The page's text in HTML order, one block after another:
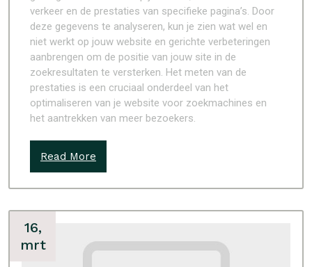
verkeer en de prestaties van specifieke pagina’s. Door
deze gegevens te analyseren, kun je zien wat wel en
niet werkt op jouw website en gerichte verbeteringen
aanbrengen om de positie van jouw site in de
zoekresultaten te versterken. Het meten van de
prestaties is een cruciaal onderdeel van het
optimaliseren van je website voor zoekmachines en
het aantrekken van meer bezoekers.
Read More
16,
mrt